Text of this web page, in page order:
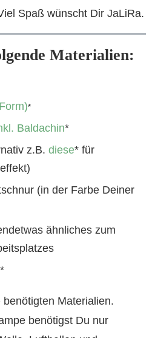
Spaß wünscht Dir JaLiRa.
Materialien:
*
Baldachin*
z.B. diese* für
(in der Farbe Deiner
ähnliches zum
*
benötigst Du nur